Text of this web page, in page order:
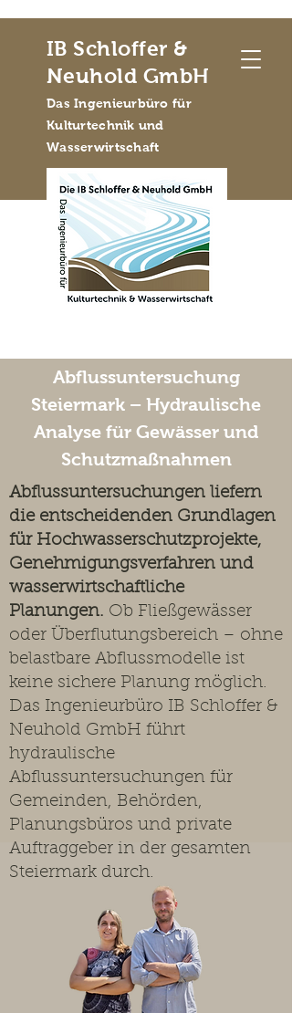
IB Schloffer &
Neuhold GmbH
Das Ingenieurbüro für
Kulturtechnik und
Wasserwirtschaft
Abflussuntersuchung
Steiermark – Hydraulische
Analyse für Gewässer und
Schutzmaßnahmen
Abflussuntersuchungen liefern
die entscheidenden Grundlagen
für Hochwasserschutzprojekte,
Genehmigungsverfahren und
wasserwirtschaftliche
Planungen. Ob Fließgewässer
oder Überflutungsbereich – ohne
belastbare Abflussmodelle ist
keine sichere Planung möglich.
Das Ingenieurbüro IB Schloffer &
Neuhold GmbH führt
hydraulische
Abflussuntersuchungen für
Gemeinden, Behörden,
Planungsbüros und private
Auftraggeber in der gesamten
Steiermark durch.